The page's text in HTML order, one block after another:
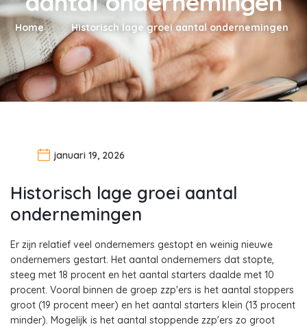
Home Historisch lage groei aantal ondernemingen
januari 19, 2026
Historisch lage groei aantal
ondernemingen
Er zijn relatief veel ondernemers gestopt en weinig nieuwe
ondernemers gestart. Het aantal ondernemers dat stopte,
steeg met 18 procent en het aantal starters daalde met 10
procent. Vooral binnen de groep zzp'ers is het aantal stoppers
groot (19 procent meer) en het aantal starters klein (13 procent
minder). Mogelijk is het aantal stoppende zzp'ers zo groot